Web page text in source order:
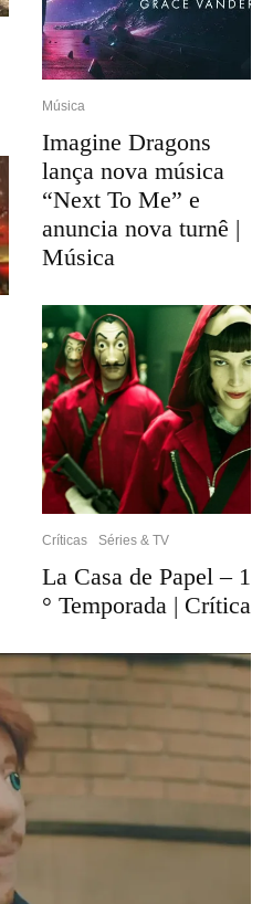
Música
Imagine Dragons
lança nova música
“Next To Me” e
anuncia nova turnê |
Música
Críticas Séries & TV
La Casa de Papel – 1
° Temporada | Crítica